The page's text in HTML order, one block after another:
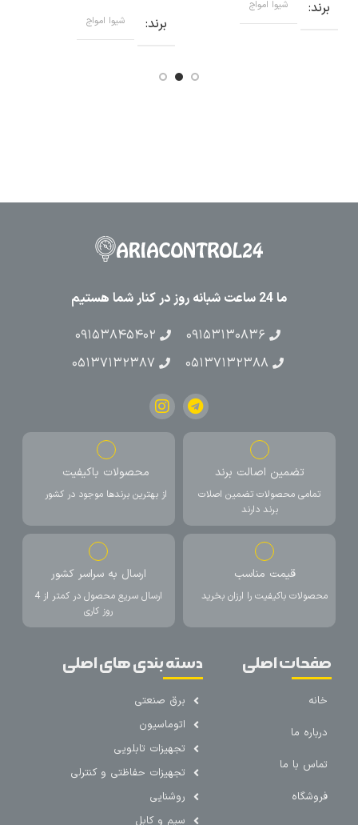
برند شیوا امواج
برند شیوا امواج
ما 24 ساعت شبانه روز در کنار شما هستیم
۰۹۱۵۳۱۳۰۸۳۶
۰۹۱۵۳۸۴۵۴۰۲
۰۵۱۳۷۱۳۲۳۸۸
۰۵۱۳۷۱۳۲۳۸۷
تضمین اصالت برند
تمامی محصولات تضمین اصلات
برند دارند
محصولات باکیفیت
از بهترین برندها موجود در کشور
قیمت مناسب
محصولات باکیفیت را ارزان بخرید
ارسال به سراسر کشور
ارسال سریع محصول در کمتر از 4
روز کاری
صفحات اصلی
خانه
درباره ما
تماس با ما
فروشگاه
دسته بندی های اصلی
برق صنعتی
اتوماسیون
تجهیزات تابلویی
تجهیزات حفاظتی و کنترلی
روشنایی
سیم و کابل